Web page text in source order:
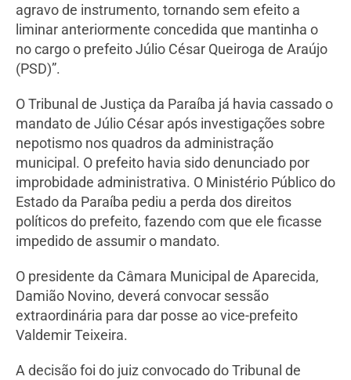
agravo de instrumento, tornando sem efeito a
liminar anteriormente concedida que mantinha o
no cargo o prefeito Júlio César Queiroga de Araújo
(PSD)”.
O Tribunal de Justiça da Paraíba já havia cassado o
mandato de Júlio César após investigações sobre
nepotismo nos quadros da administração
municipal. O prefeito havia sido denunciado por
improbidade administrativa. O Ministério Público do
Estado da Paraíba pediu a perda dos direitos
políticos do prefeito, fazendo com que ele ficasse
impedido de assumir o mandato.
O presidente da Câmara Municipal de Aparecida,
Damião Novino, deverá convocar sessão
extraordinária para dar posse ao vice-prefeito
Valdemir Teixeira.
A decisão foi do juiz convocado do Tribunal de